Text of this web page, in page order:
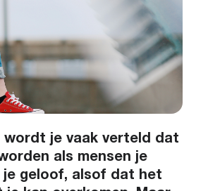
wordt je vaak verteld dat
als mensen je
je geloof, alsof dat het